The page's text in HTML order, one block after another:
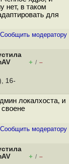
нет, в таком
для
Cообщить модератору
+ / –
16-
локалхоста, и
Cообщить модератору
+ / –